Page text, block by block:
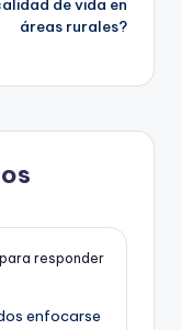
de vida en
áreas rurales?
responder
enfocarse